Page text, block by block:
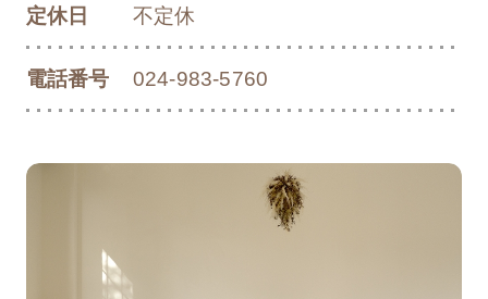
2025/06/25
「gran喜一」グランドオープンのお知らせ
2025/06/25
「ヤマハミュージックスクール 十字屋PMS
発表会」開催のお知らせ
定休日 不定休
電話番号 024-983-5760